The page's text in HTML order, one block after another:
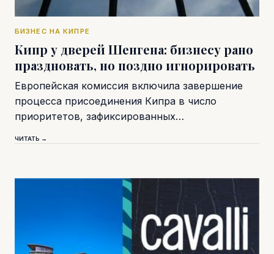
БИЗНЕС НА КИПРЕ
Кипр у дверей Шенгена: бизнесу рано
праздновать, но поздно игнорировать
Европейская комиссия включила завершение
процесса присоединения Кипра в число
приоритетов, зафиксированных…
ЧИТАТЬ →